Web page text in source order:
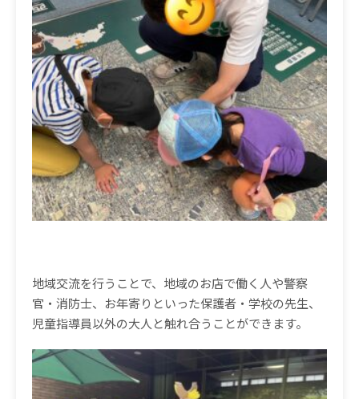
地域交流を行うことで、地域のお店で働く人や警察
官・消防士、お年寄りといった保護者・学校の先生、
児童指導員以外の大人と触れ合うことができます。